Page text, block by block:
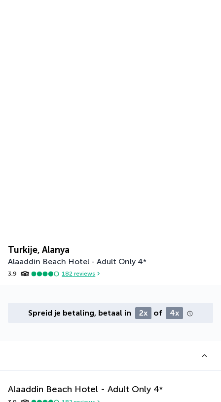
Turkije, Alanya
Alaaddin Beach Hotel - Adult Only 4*
3,9 182 reviews
Spreid je betaling, betaal in 2x of 4x
Alaaddin Beach Hotel - Adult Only 4*